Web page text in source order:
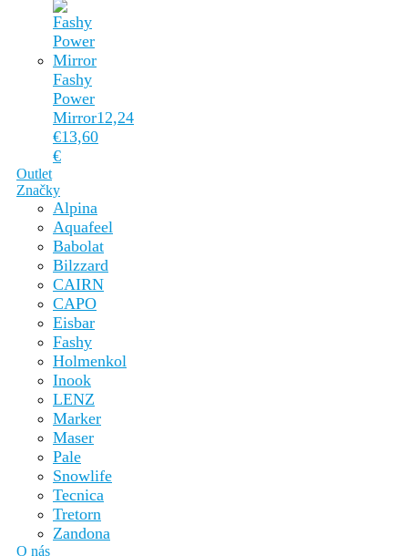
Fashy
Power
Mirror12,24
€13,60
€
Outlet
Značky
Alpina
Aquafeel
Babolat
Bilzzard
CAIRN
CAPO
Eisbar
Fashy
Holmenkol
Inook
LENZ
Marker
Maser
Pale
Snowlife
Tecnica
Tretorn
Zandona
O nás